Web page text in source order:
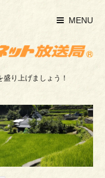
MENU
り上げましょう！